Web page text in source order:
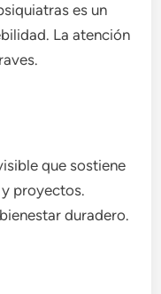
es un
La atención
que sostiene
proyectos.
duradero.